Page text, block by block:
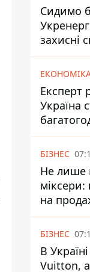
Сидимо
захисні
Кучеренко
Експерт
Україна
світла
БІЗНЕС
Не лише
міксери:
на
за багато
БІЗНЕС
В
Vuitton,